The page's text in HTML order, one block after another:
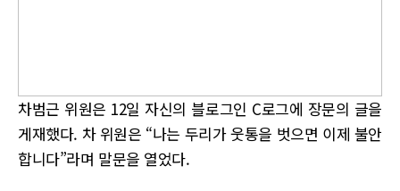
차범근 위원은 12일 자신의 블로그인 C로그에 장문의 글을
게재했다. 차 위원은 “나는 두리가 웃통을 벗으면 이제 불안
합니다”라며 말문을 열었다.